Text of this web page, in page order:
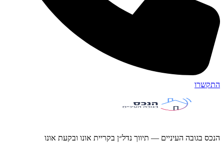
העיניים — תיווך נדל״ן בקריית אונו ובקעת אונו